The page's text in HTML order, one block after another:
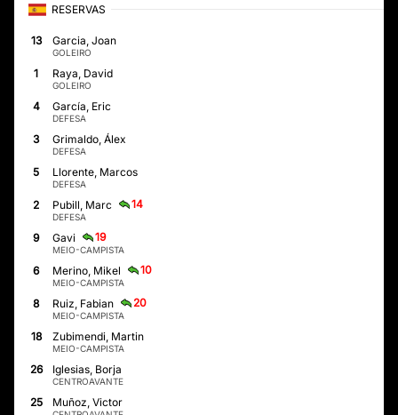
RESERVAS
13 Garcia, Joan
GOLEIRO
1 Raya, David
GOLEIRO
4 García, Eric
DEFESA
3 Grimaldo, Álex
DEFESA
5 Llorente, Marcos
DEFESA
2 Pubill, Marc 14
DEFESA
9 Gavi 19
MEIO-CAMPISTA
6 Merino, Mikel 10
MEIO-CAMPISTA
8 Ruiz, Fabian 20
MEIO-CAMPISTA
18 Zubimendi, Martin
MEIO-CAMPISTA
26 Iglesias, Borja
CENTROAVANTE
25 Muñoz, Victor